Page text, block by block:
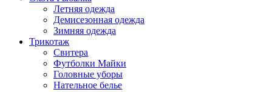
Летняя одежда
Демисезонная одежда
Зимняя одежда
Трикотаж
Свитера
Футболки Майки
Головные уборы
Нательное белье